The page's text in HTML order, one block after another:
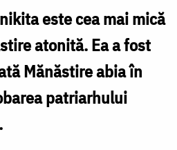
este cea mai mică
atonită. Ea a fost
Mănăstire abia în
patriarhului